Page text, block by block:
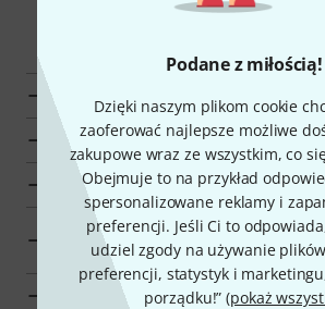
Podane z miłością!
Dzięki naszym plikom cookie
zaoferować najlepsze możliwe
zakupowe wraz ze wszystkim, co
Obejmuje to na przykład
spersonalizowane reklamy i
preferencji. Jeśli Ci to
udziel zgody na używanie
preferencji, statystyk i
porządku!” (pokaż
do grupy produktów Misy
do grupy produktów Instrumenty
do grupy produktów Instrumenty
Orkiestrowe
do grupy produktów Instrumenty